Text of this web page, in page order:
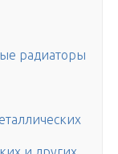
радиаторы